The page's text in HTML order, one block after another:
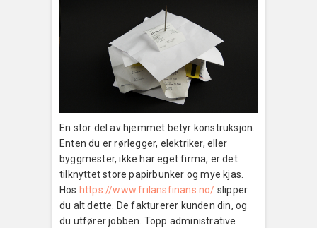
En stor del av hjemmet betyr konstruksjon.
Enten du er rørlegger, elektriker, eller
byggmester, ikke har eget firma, er det
tilknyttet store papirbunker og mye kjas.
Hos https://www.frilansfinans.no/ slipper
du alt dette. De fakturerer kunden din, og
du utfører jobben. Topp administrative